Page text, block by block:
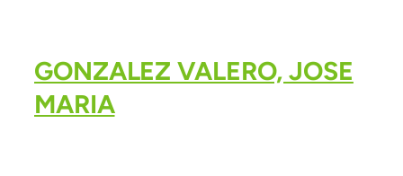
GONZALEZ VALERO, JOSE
MARIA